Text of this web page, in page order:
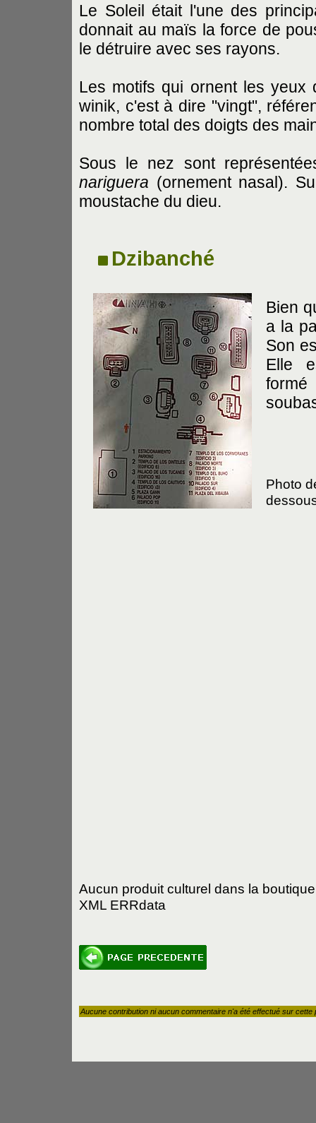
Le Soleil était l'une des
donnait au maïs la force de
le détruire avec ses rayons.
Les motifs qui ornent les yeux
winik, c'est à dire "vingt",
nombre total des doigts des
Sous le nez sont
nariguera (ornement nasal).
moustache du dieu.
Dzibanché
Bien
a la
Son
Elle
Photo
Aucun produit culturel dans la boutique
XML ERRdata
Aucune contribution ni aucun commentaire n'a été effectué sur cette